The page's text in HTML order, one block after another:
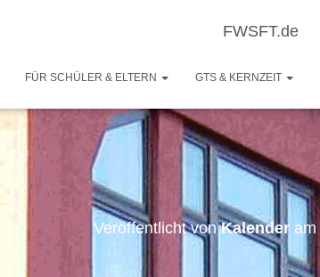
FWSFT.de
FÜR SCHÜLER & ELTERN GTS & KERNZEIT
Veröffentlicht vonKalenderam